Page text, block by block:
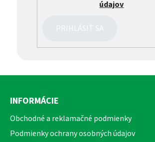
údajov
PRIHLÁSIŤ SA
Z
INFORMÁCIE
Obchodné a reklamačné podmienky
Podmienky ochrany osobných údajov